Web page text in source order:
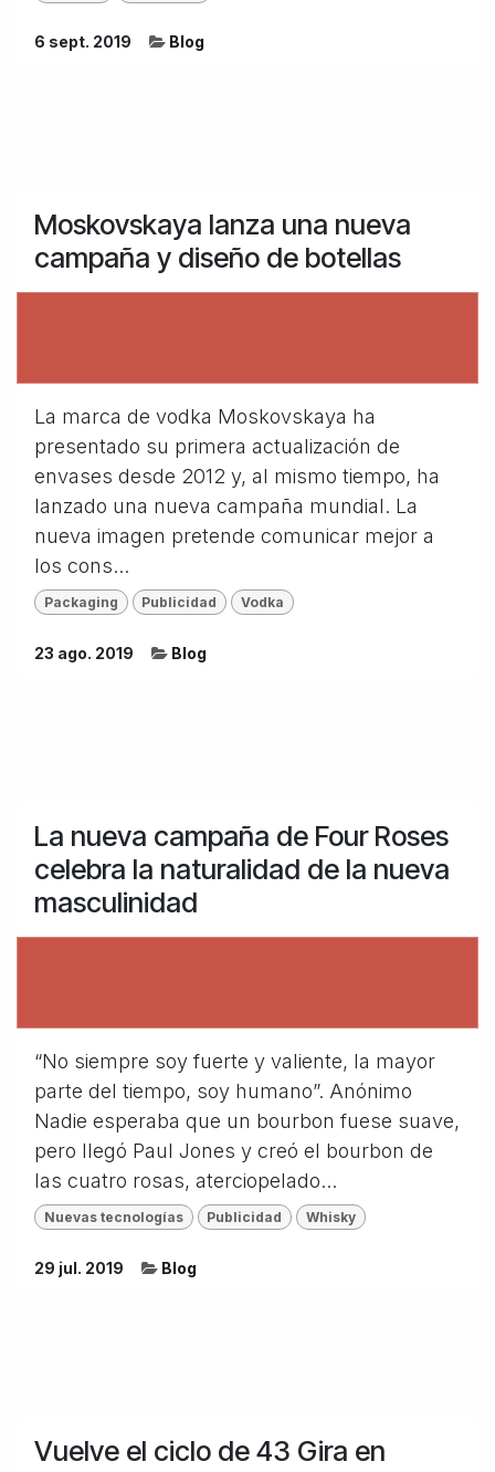
6 sept. 2019 Blog
Moskovskaya lanza una nueva
campaña y diseño de botellas
La marca de vodka Moskovskaya ha
presentado su primera actualización de
envases desde 2012 y, al mismo tiempo, ha
lanzado una nueva campaña mundial. La
nueva imagen pretende comunicar mejor a
los cons...
Packaging Publicidad Vodka
23 ago. 2019 Blog
La nueva campaña de Four Roses
celebra la naturalidad de la nueva
masculinidad
“No siempre soy fuerte y valiente, la mayor
parte del tiempo, soy humano”. Anónimo
Nadie esperaba que un bourbon fuese suave,
pero llegó Paul Jones y creó el bourbon de
las cuatro rosas, aterciopelado...
Nuevas tecnologías Publicidad Whisky
29 jul. 2019 Blog
Vuelve el ciclo de 43 Gira en